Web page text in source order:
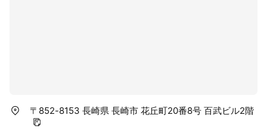
〒852-8153 長崎県 長崎市 花丘町20番8号 百武ビル2階